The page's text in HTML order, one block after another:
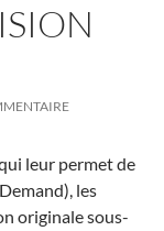
leur permet de
les
originale sous-